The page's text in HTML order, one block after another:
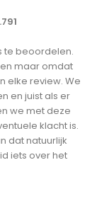
te beoordelen.
maar omdat
elke review. We
en juist als er
we met deze
klacht is.
dat natuurlijk
iets over het